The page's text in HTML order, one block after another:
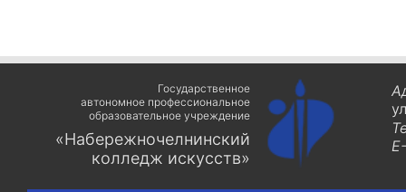
Государственное
автономное профессиональное
образовательное учреждение
«Набережночелнинский
колледж искусств»